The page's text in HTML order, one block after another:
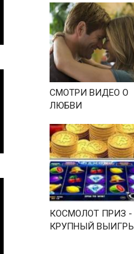
СМОТРИ ВИДЕО О
ЛЮБВИ
КОСМОЛОТ ПРИЗ -
КРУПНЫЙ